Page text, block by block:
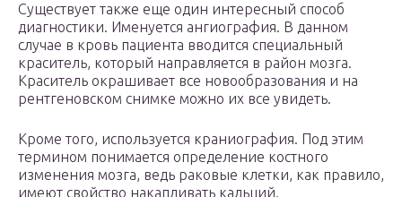
Существует также еще один интересный способ
диагностики. Именуется ангиография. В данном
случае в кровь пациента вводится специальный
краситель, который направляется в район мозга.
Краситель окрашивает все новообразования и на
рентгеновском снимке можно их все увидеть.
Кроме того, используется краниография. Под этим
термином понимается определение костного
изменения мозга, ведь раковые клетки, как правило,
имеют свойство накапливать кальций.